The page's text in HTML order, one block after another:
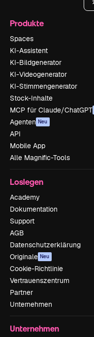
Produkte
Spaces
KI-Assistent
KI-Bildgenerator
KI-Videogenerator
KI-Stimmengenerator
Stock-Inhalte
MCP für Claude/ChatGPT
Agenten Neu
API
Mobile App
Alle Magnific-Tools
Loslegen
Academy
Dokumentation
Support
AGB
Datenschutzerklärung
Originale Neu
Cookie-Richtlinie
Vertrauenszentrum
Partner
Unternehmen
Unternehmen